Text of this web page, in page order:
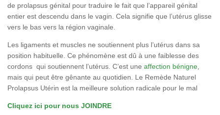
de prolapsus génital pour traduire le fait que l’appareil génital
entier est descendu dans le vagin. Cela signifie que l’utérus glisse
vers le bas vers la région vaginale.
Les ligaments et muscles ne soutiennent plus l’utérus dans sa
position habituelle. Ce phénomène est dû à une faiblesse des
cordons qui soutiennent l’utérus. C’est une affection bénigne,
mais qui peut être gênante au quotidien. Le Remède Naturel
Prolapsus Utérin est la meilleure solution radicale pour le mal
Cliquez ici pour nous JOINDRE